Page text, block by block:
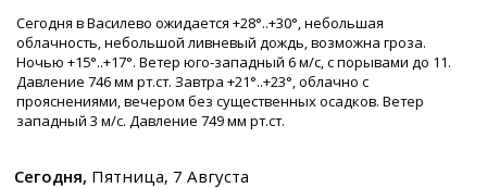
Сегодня в Василево ожидается +28°..+30°, небольшая
облачность, небольшой ливневый дождь, возможна гроза.
Ночью +15°..+17°. Ветер юго-западный 6 м/с, с порывами до 11.
Давление 746 мм рт.ст. Завтра +21°..+23°, облачно с
прояснениями, вечером без существенных осадков. Ветер
западный 3 м/с. Давление 749 мм рт.ст.
Сегодня, Пятница, 7 Августа